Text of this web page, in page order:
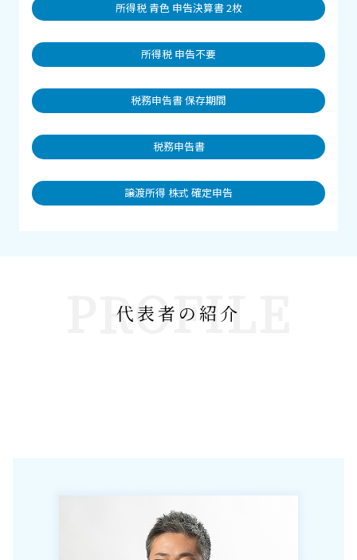
所得税 青色 申告決算書 2枚
所得税 申告不要
税務申告書 保存期間
税務申告書
譲渡所得 株式 確定申告
PROFILE
代表者の紹介